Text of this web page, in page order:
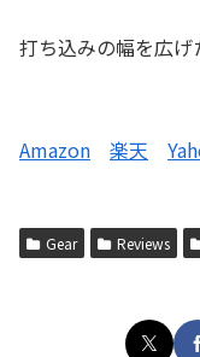
打ち込みの幅を広げ
Amazon 楽天
Gear Reviews